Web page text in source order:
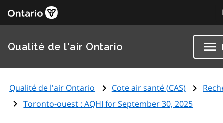
Qualité de l'air Ontario
Qualité de l'air Ontario Cote air santé (CAS)
Toronto-ouest :AQHI for September 30, 2025